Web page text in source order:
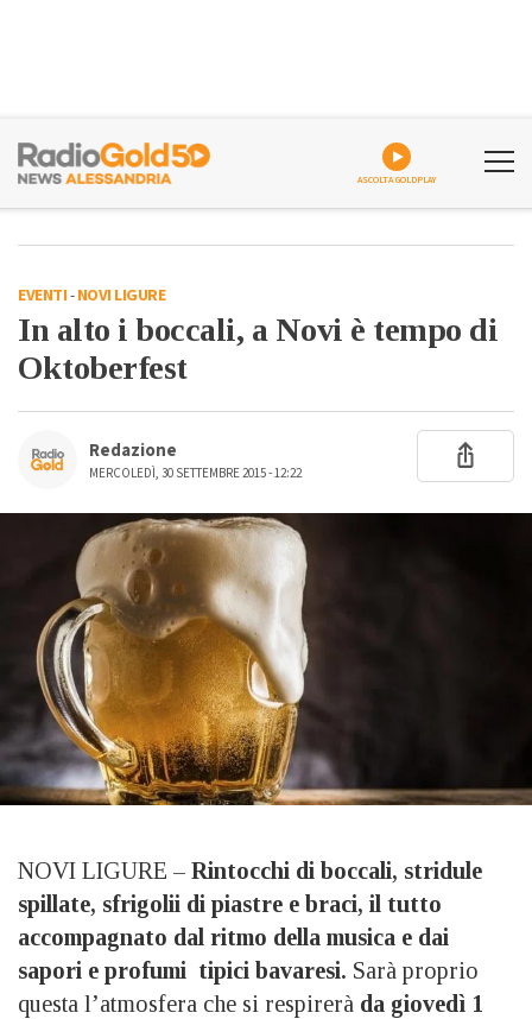
ASCOLTA GOLDPLAY
EVENTI-NOVI LIGURE
In alto i boccali, a Novi è tempo di
Oktoberfest
Redazione
MERCOLEDÌ, 30 SETTEMBRE 2015 - 12:22
NOVI LIGURE – Rintocchi di boccali, stridule
spillate, sfrigolii di piastre e braci, il tutto
accompagnato dal ritmo della musica e dai
sapori e profumi tipici bavaresi. Sarà proprio
questa l’atmosfera che si respirerà da giovedì 1